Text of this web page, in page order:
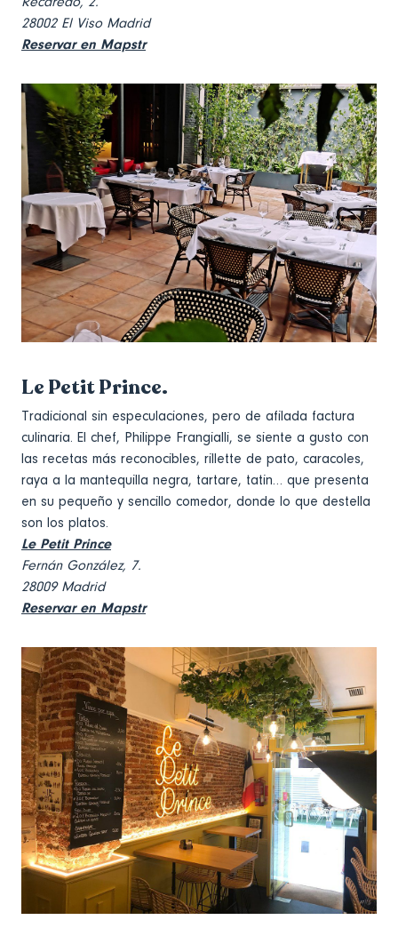
28002 El Viso Madrid
Reservar en Mapstr
Le Petit Prince.
Tradicional sin especulaciones, pero de afilada factura
culinaria. El chef, Philippe Frangialli, se siente a gusto con
las recetas más reconocibles, rillette de pato, caracoles,
raya a la mantequilla negra, tartare, tatin… que presenta
en su pequeño y sencillo comedor, donde lo que destella
son los platos.
Le Petit Prince
Fernán González, 7.
28009 Madrid
Reservar en Mapstr